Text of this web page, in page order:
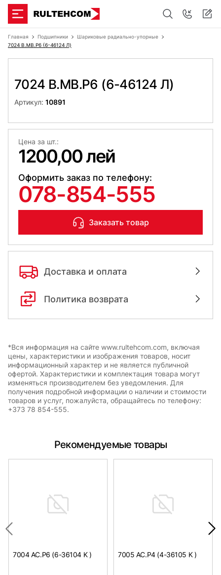
Главная Подшипники
Шариковые радиально-упорные
7024 B.MB.P6 (6-46124 Л)
7024 B.MB.P6 (6-46124 Л)
Артикул: 10891
Цена за шт.:
1200,00 лей
Оформить заказ по телефону:
078-854-555
Заказать товар
Доставка и оплата
Политика возврата
*Вся информация на сайте www.rultehcom.com, включая
цены, характеристики и изображения товаров, носит
информационный характер и не является публичной
офертой. Характеристики и комплектация товара могут
изменяться производителем без уведомления. Для
получения подробной информации о наличии и стоимости
товаров и услуг, пожалуйста, обращайтесь по телефону:
+373 78 854-555.
Рекомендуемые товары
7004 AC.P6 (6-36104 K ) 7005 AC.P4 (4-36105 K )